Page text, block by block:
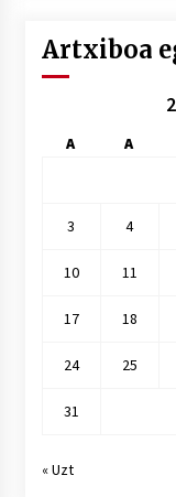
Artxiboa
A A
3 4
10 11
17 18
24 25
31
« Uzt